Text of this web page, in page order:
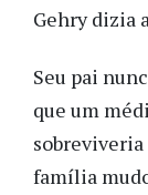
Gehry dizia
Seu pai
que um
família